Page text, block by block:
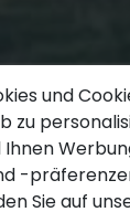
Ihrund
zu
-
Sie auf